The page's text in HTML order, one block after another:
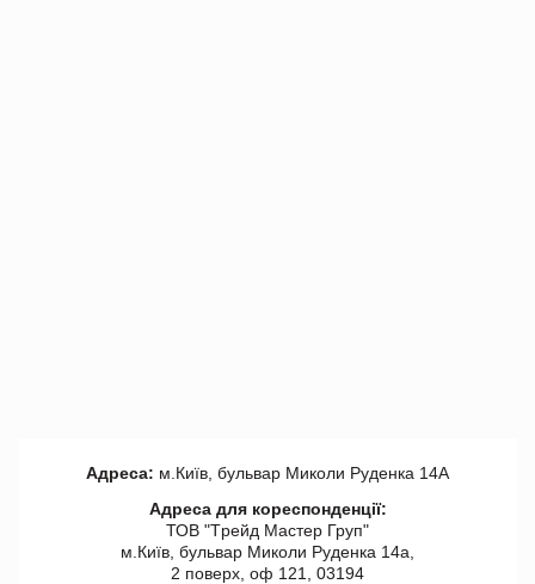
Адреса: м.Київ, бульвар Миколи Руденка 14А
Адреса для кореспонденції:
ТОВ "Tрейд Мастер Груп"
м.Київ, бульвар Миколи Руденка 14а,
2 поверх, оф 121, 03194